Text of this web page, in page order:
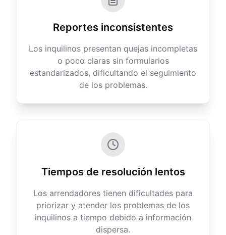
Reportes inconsistentes
Los inquilinos presentan quejas incompletas
o poco claras sin formularios
estandarizados, dificultando el seguimiento
de los problemas.
Tiempos de resolución lentos
Los arrendadores tienen dificultades para
priorizar y atender los problemas de los
inquilinos a tiempo debido a información
dispersa.